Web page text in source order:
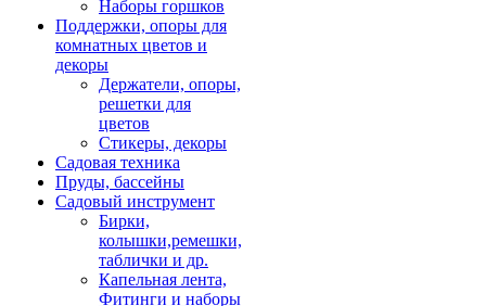
Наборы горшков
Поддержки, опоры для
комнатных цветов и
декоры
Держатели, опоры,
решетки для
цветов
Стикеры, декоры
Садовая техника
Пруды, бассейны
Садовый инструмент
Бирки,
колышки,ремешки,
таблички и др.
Капельная лента,
Фитинги и наборы